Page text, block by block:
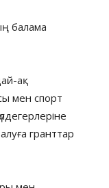
балама
ақ
мен спорт
гранттар